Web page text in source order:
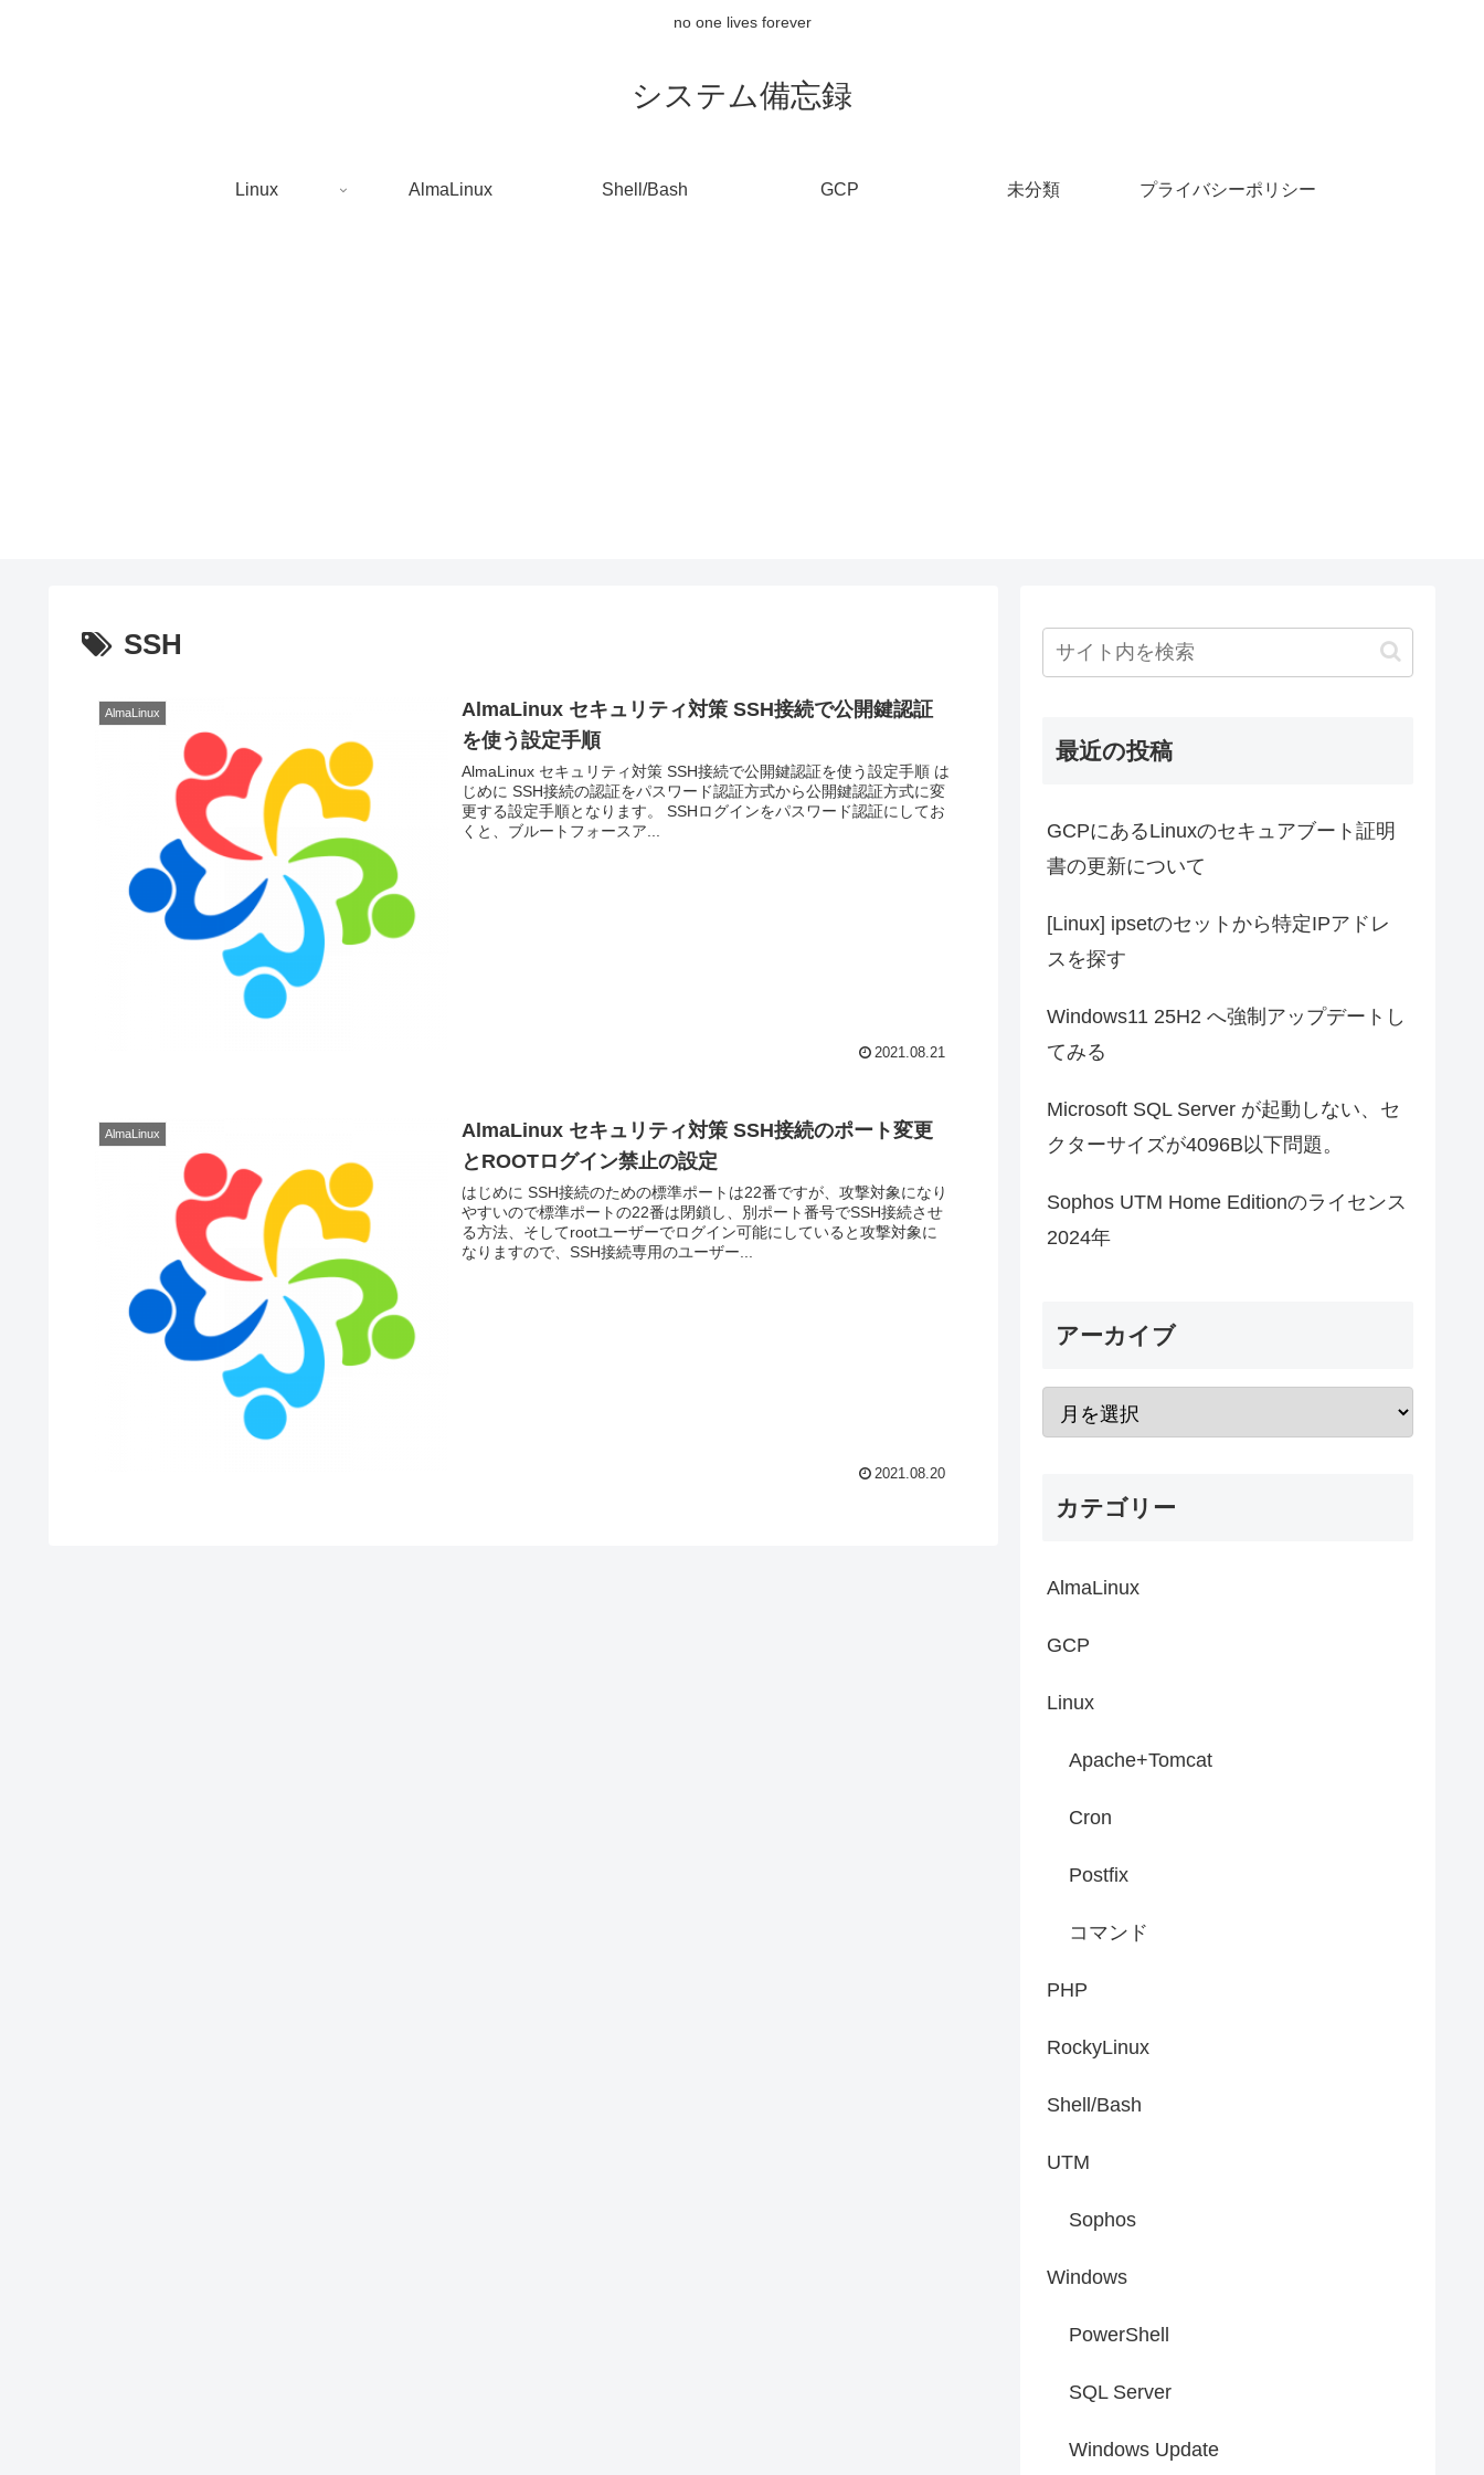
no one lives forever
システム備忘録
Linux AlmaLinux Shell/Bash GCP 未分類 プライバシーポリシー
SSH
AlmaLinux
AlmaLinux セキュリティ対策 SSH接続で公開鍵認証
を使う設定手順
AlmaLinux セキュリティ対策 SSH接続で公開鍵認証を使う設定手順 は
じめに SSH接続の認証をパスワード認証方式から公開鍵認証方式に変
更する設定手順となります。 SSHログインをパスワード認証にしてお
くと、ブルートフォースア...
2021.08.21
AlmaLinux
AlmaLinux セキュリティ対策 SSH接続のポート変更
とROOTログイン禁止の設定
はじめに SSH接続のための標準ポートは22番ですが、攻撃対象になり
やすいので標準ポートの22番は閉鎖し、別ポート番号でSSH接続させ
る方法、そしてrootユーザーでログイン可能にしていると攻撃対象に
なりますので、SSH接続専用のユーザー...
2021.08.20
最近の投稿
GCPにあるLinuxのセキュアブート証明
書の更新について
[Linux] ipsetのセットから特定IPアドレ
スを探す
Windows11 25H2 へ強制アップデートし
てみる
Microsoft SQL Server が起動しない、セ
クターサイズが4096B以下問題。
Sophos UTM Home Editionのライセンス
2024年
アーカイブ
カテゴリー
AlmaLinux
GCP
Linux
Apache+Tomcat
Cron
Postfix
コマンド
PHP
RockyLinux
Shell/Bash
UTM
Sophos
Windows
PowerShell
SQL Server
Windows Update